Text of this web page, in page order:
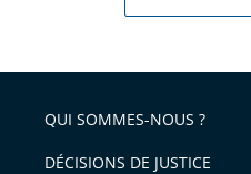
QUI SOMMES-NOUS ?
DÉCISIONS DE JUSTICE